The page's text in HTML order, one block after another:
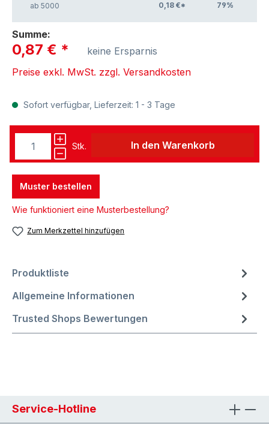
ab 5000 0,18 €* 79%
Summe:
0,87 € *
keine Ersparnis
Preise exkl. MwSt. zzgl. Versandkosten
Sofort verfügbar, Lieferzeit: 1 - 3 Tage
Stk. In den Warenkorb
Muster bestellen
Wie funktioniert eine Musterbestellung?
Zum Merkzettel hinzufügen
Produktliste
Allgemeine Informationen
Trusted Shops Bewertungen
Service-Hotline